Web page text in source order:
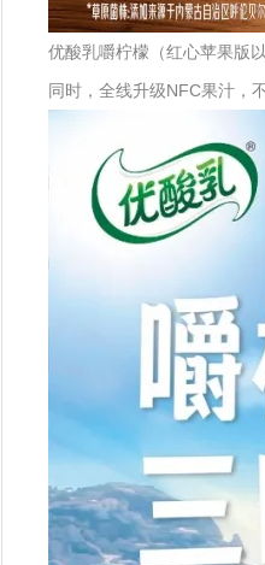
优酸乳嚼柠檬（红心苹果版
同时，全线升级NFC果汁，